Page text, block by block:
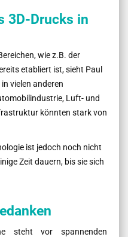
3D-Drucks in
wie z.B. der
etabliert ist, sieht Paul
vielen anderen
Luft- und
könnten stark von
ist jedoch noch nicht
Zeit dauern, bis sie sich
steht vor spannenden